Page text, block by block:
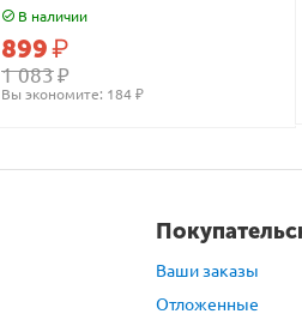
В наличии
1 083₽
899₽
Вы экономите: 184 ₽
Ваши заказы
Отложенные